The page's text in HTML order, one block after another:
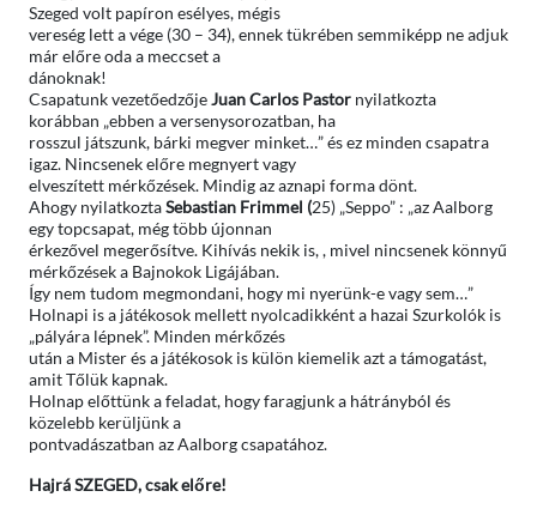
Szeged volt papíron esélyes, mégis
vereség lett a vége (30 – 34), ennek tükrében semmiképp ne adjuk
már előre oda a meccset a
dánoknak!
Csapatunk vezetőedzőjeJuan Carlos Pastornyilatkozta
korábban „ebben a versenysorozatban, ha
rosszul játszunk, bárki megver minket…” és ez minden csapatra
igaz. Nincsenek előre megnyert vagy
elveszített mérkőzések. Mindig az aznapi forma dönt.
Ahogy nyilatkoztaSebastian Frimmel (25) „Seppo” : „az Aalborg
egy topcsapat, még több újonnan
érkezővel megerősítve. Kihívás nekik is, , mivel nincsenek könnyű
mérkőzések a Bajnokok Ligájában.
Így nem tudom megmondani, hogy mi nyerünk-e vagy sem…”
Holnapi is a játékosok mellett nyolcadikként a hazai Szurkolók is
„pályára lépnek”. Minden mérkőzés
után a Mister és a játékosok is külön kiemelik azt a támogatást,
amit Tőlük kapnak.
Holnap előttünk a feladat, hogy faragjunk a hátrányból és
közelebb kerüljünk a
pontvadászatban az Aalborg csapatához.
Hajrá SZEGED, csak előre!